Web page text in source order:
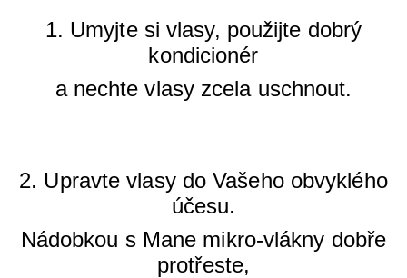
1. Umyjte si vlasy, použijte dobrý
kondicionér
a nechte vlasy zcela uschnout.
2. Upravte vlasy do Vašeho obvyklého
účesu.
Nádobkou s Mane mikro-vlákny dobře
protřeste,